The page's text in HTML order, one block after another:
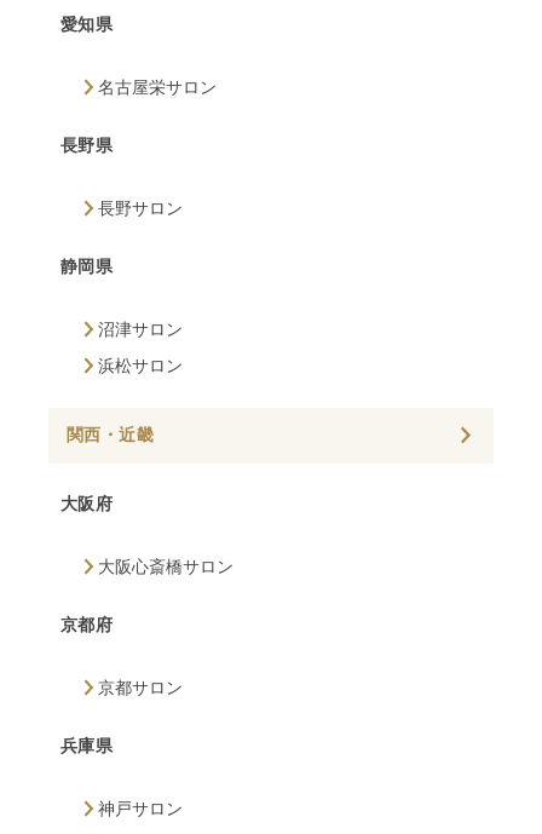
愛知県
名古屋栄サロン
長野県
長野サロン
静岡県
沼津サロン
浜松サロン
関西・近畿
大阪府
大阪心斎橋サロン
京都府
京都サロン
兵庫県
神戸サロン